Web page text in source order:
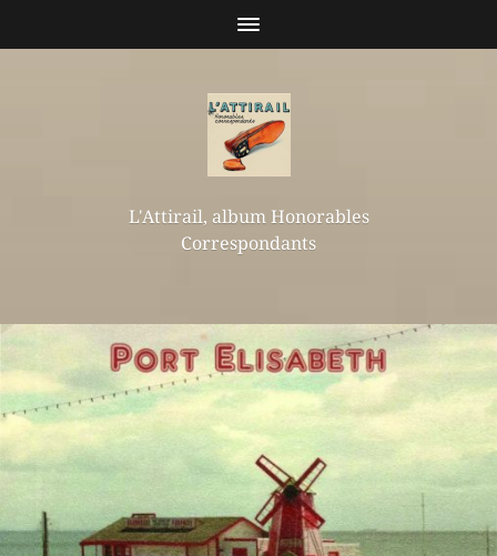
L'Attirail, album Honorables
Correspondants